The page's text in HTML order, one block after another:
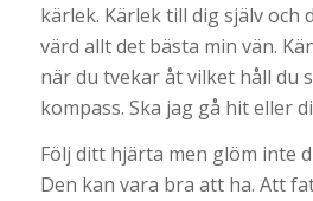
kärlek. Kärlek till dig själv och
värd allt det bästa min vän.
när du tvekar åt vilket håll du
kompass. Ska jag gå hit eller
Följ ditt hjärta men glöm inte
Den kan vara bra att ha. Att